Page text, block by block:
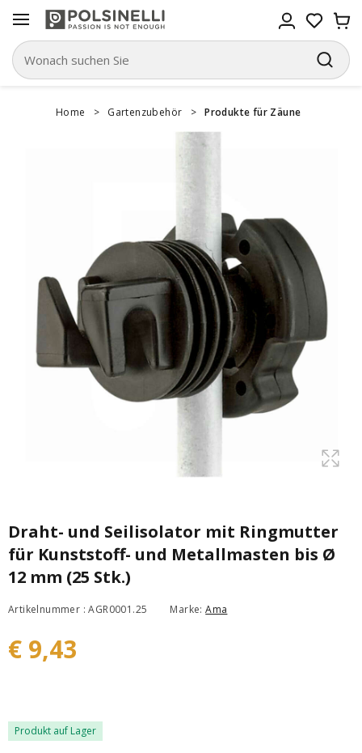
Home > Gartenzubehör > Produkte für Zäune
Draht- und Seilisolator mit Ringmutter
für Kunststoff- und Metallmasten bis Ø
12 mm (25 Stk.)
Artikelnummer : AGR0001.25 Marke:Ama
€ 9,43
Produkt auf Lager